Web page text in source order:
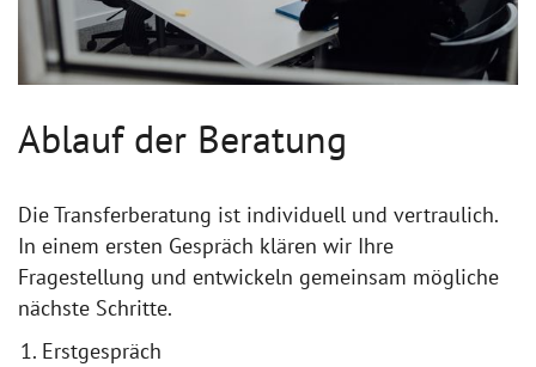
Ablauf der Beratung
Die Transferberatung ist individuell und vertraulich.
In einem ersten Gespräch klären wir Ihre
Fragestellung und entwickeln gemeinsam mögliche
nächste Schritte.
Erstgespräch